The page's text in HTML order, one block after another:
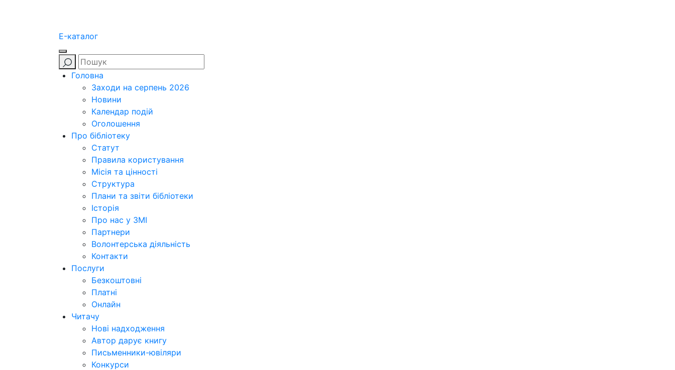
E-каталог
Головна
Заходи на серпень 2026
Новини
Календар подій
Оголошення
Про бібліотеку
Статут
Правила користування
Місія та цінності
Структура
Плани та звіти бібліотеки
Історія
Про нас у ЗМІ
Партнери
Волонтерська діяльність
Контакти
Послуги
Безкоштовні
Платні
Онлайн
Читачу
Нові надходження
Автор дарує книгу
Письменники-ювіляри
Конкурси